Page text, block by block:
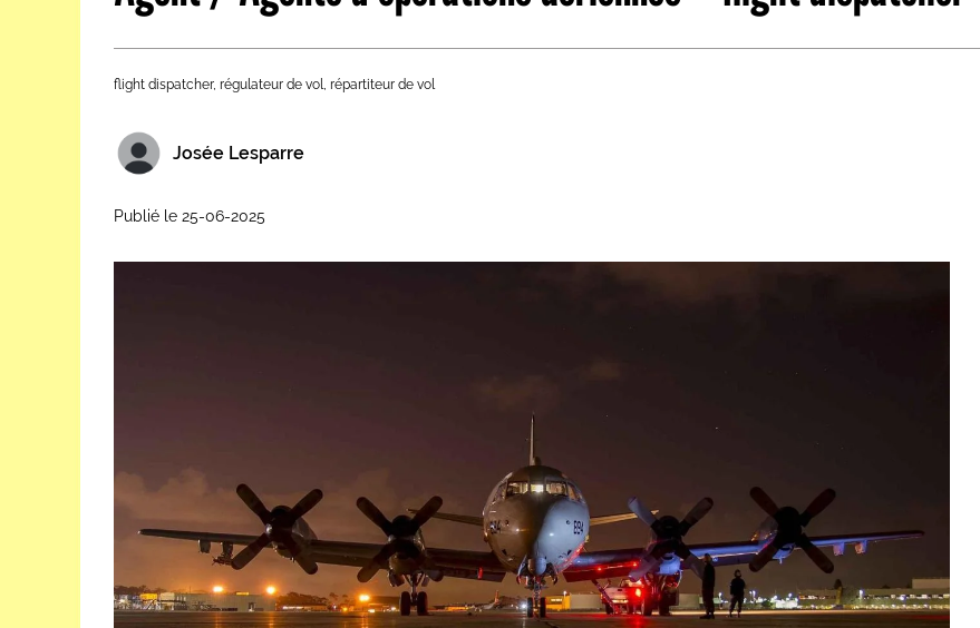
Avec nos focus diplômes
flight dispatcher, régulateur de vol, répartiteur de vol
Josée Lesparre
Publié le 25-06-2025